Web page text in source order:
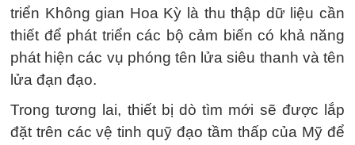
triển Không gian Hoa Kỳ là thu thập dữ liệu cần
thiết để phát triển các bộ cảm biến có khả năng
phát hiện các vụ phóng tên lửa siêu thanh và tên
lửa đạn đạo.
Trong tương lai, thiết bị dò tìm mới sẽ được lắp
đặt trên các vệ tinh quỹ đạo tầm thấp của Mỹ để